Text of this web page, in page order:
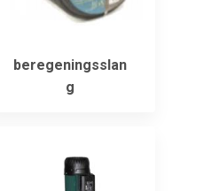
beregeningsslan
g